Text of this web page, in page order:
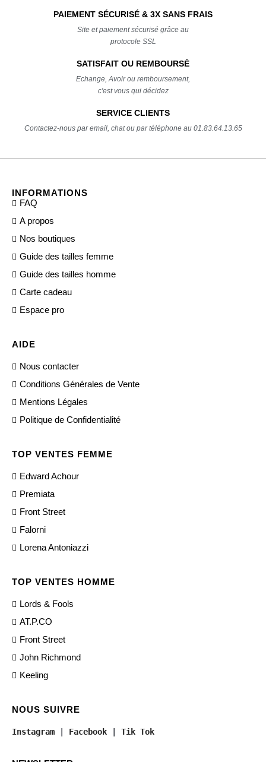
PAIEMENT SÉCURISÉ & 3X SANS FRAIS
Site et paiement sécurisé grâce au
protocole SSL
SATISFAIT OU REMBOURSÉ
Echange, Avoir ou remboursement,
c'est vous qui décidez
SERVICE CLIENTS
Contactez-nous par email, chat ou par téléphone au 01.83.64.13.65
INFORMATIONS
FAQ
A propos
Nos boutiques
Guide des tailles femme
Guide des tailles homme
Carte cadeau
Espace pro
AIDE
Nous contacter
Conditions Générales de Vente
Mentions Légales
Politique de Confidentialité
TOP VENTES FEMME
Edward Achour
Premiata
Front Street
Falorni
Lorena Antoniazzi
TOP VENTES HOMME
Lords & Fools
AT.P.CO
Front Street
John Richmond
Keeling
NOUS SUIVRE
Instagram | Facebook | Tik Tok